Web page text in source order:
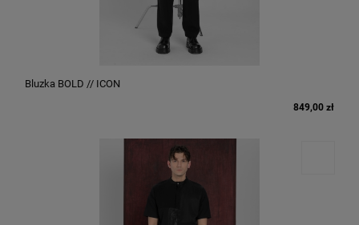
Bluzka BOLD // ICON
849,00 zł